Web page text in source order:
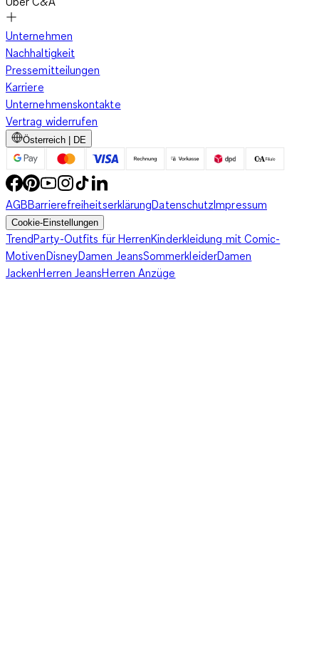
Unternehmen
Nachhaltigkeit
Pressemitteilungen
Karriere
Unternehmenskontakte
Vertrag widerrufen
Österreich | DE
AGBBarrierefreiheitserklärungDatenschutzImpressum
Cookie-Einstellungen
TrendParty-Outfits für HerrenKinderkleidung mit Comic-
MotivenDisneyDamen JeansSommerkleiderDamen
JackenHerren JeansHerren Anzüge